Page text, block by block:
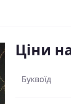
Ціни
Буквоїд